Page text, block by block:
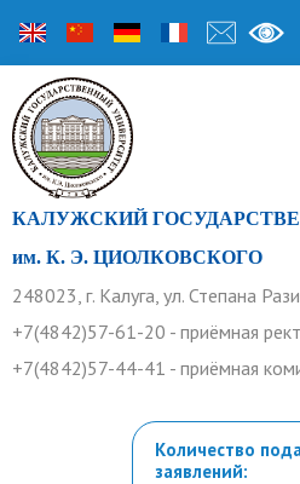
КАЛУЖСКИЙ
им. К. Э. ЦИОЛКОВСКОГО
248023, г. Калуга, ул. Степана
+7(4842)57-61-20 - приёмная
+7(4842)57-44-41 - приёмная
Количество
заявлений: